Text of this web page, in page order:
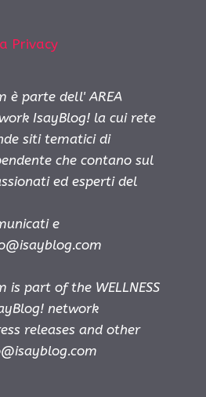
Privacy
è parte dell' AREA
IsayBlog! la cui rete
siti tematici di
che contano sul
ed esperti del
e
part of the WELLNESS
network
releases and other